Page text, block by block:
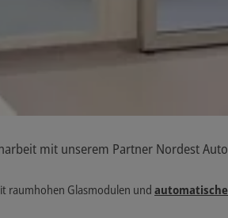
mit unserem Partner Nordest
raumhohen Glasmodulen und